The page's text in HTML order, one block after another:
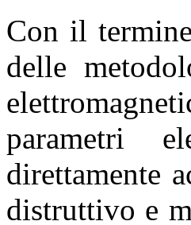
Con il
delle
parametri
direttamente
distruttivo e